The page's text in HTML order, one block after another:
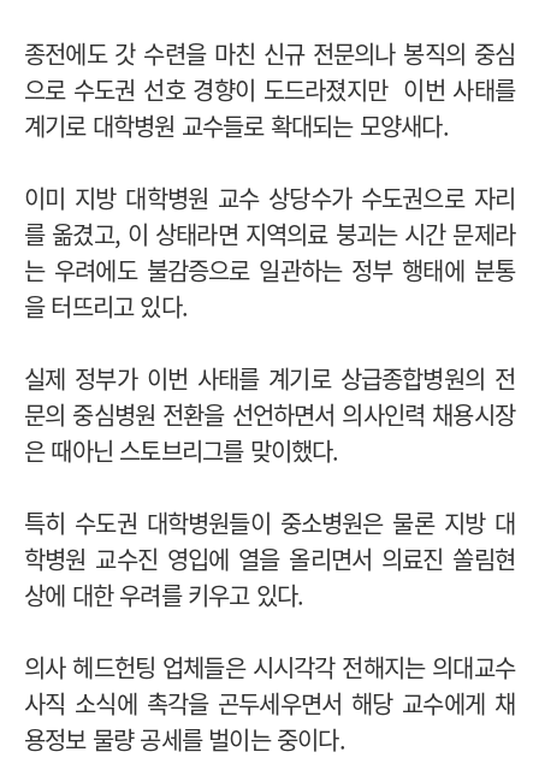
종전에도 갓 수련을 마친 신규 전문의나 봉직의 중심
으로 수도권 선호 경향이 도드라졌지만 이번 사태를
계기로 대학병원 교수들로 확대되는 모양새다.
이미 지방 대학병원 교수 상당수가 수도권으로 자리
를 옮겼고, 이 상태라면 지역의료 붕괴는 시간 문제라
는 우려에도 불감증으로 일관하는 정부 행태에 분통
을 터뜨리고 있다.
실제 정부가 이번 사태를 계기로 상급종합병원의 전
문의 중심병원 전환을 선언하면서 의사인력 채용시장
은 때아닌 스토브리그를 맞이했다.
특히 수도권 대학병원들이 중소병원은 물론 지방 대
학병원 교수진 영입에 열을 올리면서 의료진 쏠림현
상에 대한 우려를 키우고 있다.
의사 헤드헌팅 업체들은 시시각각 전해지는 의대교수
사직 소식에 촉각을 곤두세우면서 해당 교수에게 채
용정보 물량 공세를 벌이는 중이다.